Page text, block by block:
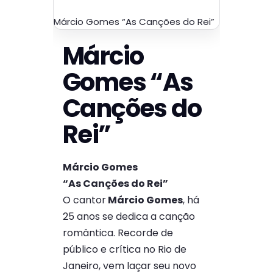
Márcio Gomes “As Canções do Rei”
Márcio
Gomes “As
Canções do
Rei”
Márcio Gomes
“As Canções do Rei”
O cantorMárcio Gomes, há
25 anos se dedica a canção
romântica. Recorde de
público e crítica no Rio de
Janeiro, vem laçar seu novo